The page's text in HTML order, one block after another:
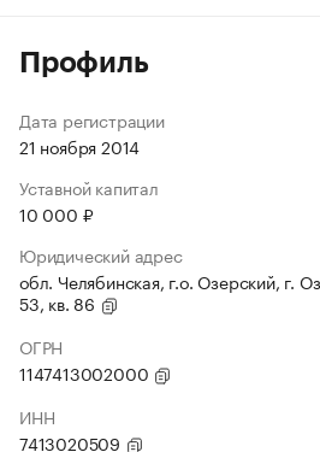
Профиль
Дата регистрации
21 ноября 2014
Уставной капитал
10 000 ₽
Юридический адрес
обл. Челябинская, г.о. Озерский, г.
53, кв. 86
ОГРН
1147413002000
ИНН
7413020509